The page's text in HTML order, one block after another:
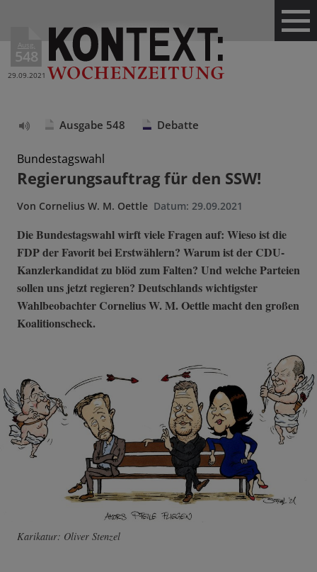
Ausg.
548
29.09.2021
vorlesen
Ausgabe 548 Debatte
Bundestagswahl
Regierungsauftrag für den SSW!
Von Cornelius W. M. Oettle Datum: 29.09.2021
Die Bundestagswahl wirft viele Fragen auf: Wieso ist die
FDP der Favorit bei Erstwählern? Warum ist der CDU-
Kanzlerkandidat zu blöd zum Falten? Und welche Parteien
sollen uns jetzt regieren? Deutschlands wichtigster
Wahlbeobachter Cornelius W. M. Oettle macht den großen
Koalitionscheck.
Karikatur: Oliver Stenzel